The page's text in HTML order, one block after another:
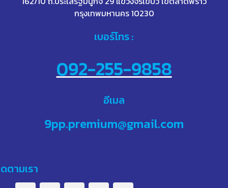
กรุงเทพมหานคร 10230
เบอร์โทร :
092-255-9858
อีเมล
9pp.premium@gmail.com
ตามเรา